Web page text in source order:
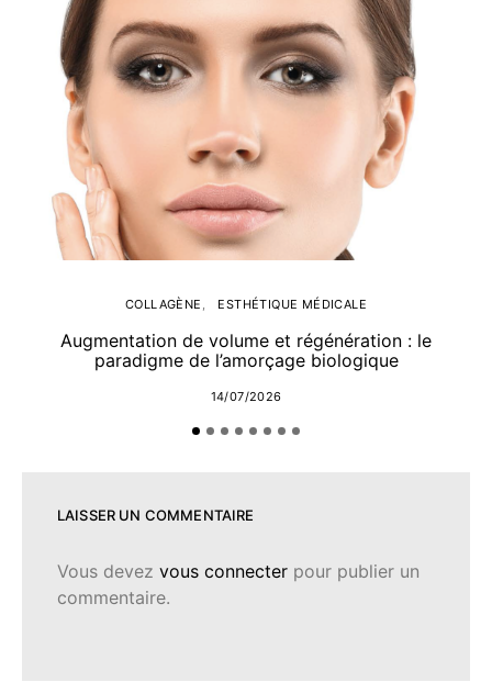
COLLAGÈNE ESTHÉTIQUE MÉDICALE
Augmentation de volume et régénération : le
paradigme de l’amorçage biologique
14/07/2026
LAISSER UN COMMENTAIRE
Vous devez vous connecter pour publier un
commentaire.